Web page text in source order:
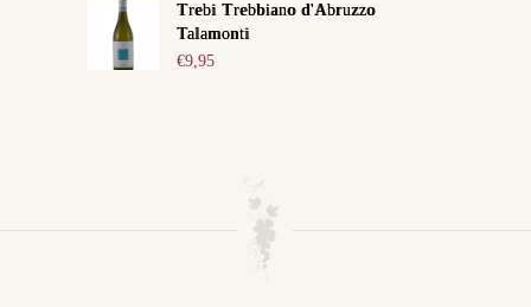
Trebi Trebbiano d'Abruzzo
Talamonti
€9,95